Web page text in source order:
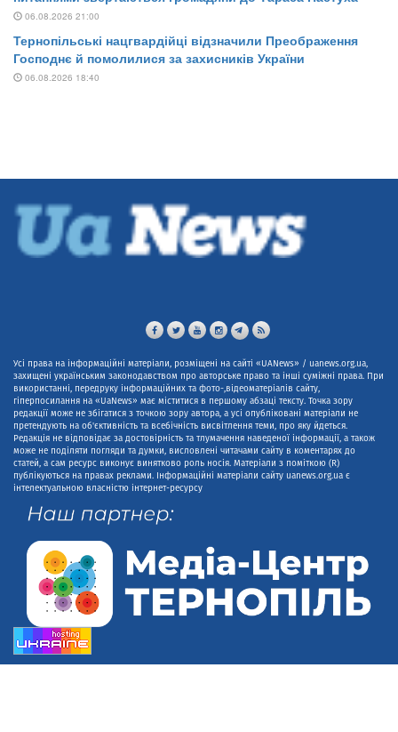
Усі права на інформаційні матеріали, розміщені на сайті «UANews» / uanews.org.ua,
захищені українським законодавством про авторське право та інші суміжні права. При
використанні, передруку інформаційних та фото-,відеоматеріалів сайту,
гіперпосилання на «UaNews» має міститися в першому абзаці тексту. Точка зору
редакції може не збігатися з точкою зору автора, а усі опубліковані матеріали не
претендують на об'єктивність та всебічність висвітлення теми, про яку йдеться.
Редакція не відповідає за достовірність та тлумачення наведеної інформації, а також
може не поділяти погляди та думки, висловлені читачами сайту в коментарях до
статей, а сам ресурс виконує винятково роль носія. Матеріали з поміткою (R)
публікуються на правах реклами. Інформаційні матеріали сайту uanews.org.ua є
інтелектуальною власністю інтернет-ресурсу